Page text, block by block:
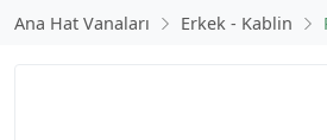
Ana Hat Vanaları
Erkek - Kablin